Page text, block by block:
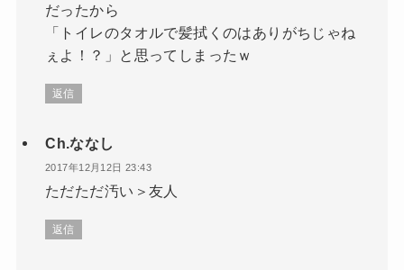
だったから
「トイレのタオルで髪拭くのはありがちじゃね
ぇよ！？」と思ってしまったｗ
返信
Ch.ななし
2017年12月12日 23:43
ただただ汚い＞友人
返信